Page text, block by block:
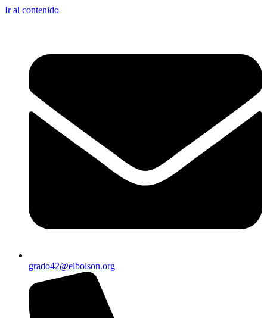
Ir al contenido
grado42@elbolson.org